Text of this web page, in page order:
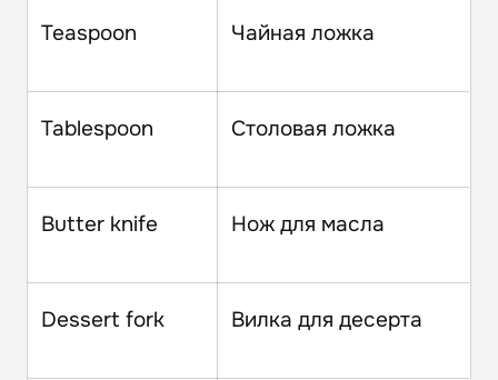
Teaspoon Чайная ложка
Tablespoon Столовая ложка
Butter knife Нож для масла
Dessert fork Вилка для десерта